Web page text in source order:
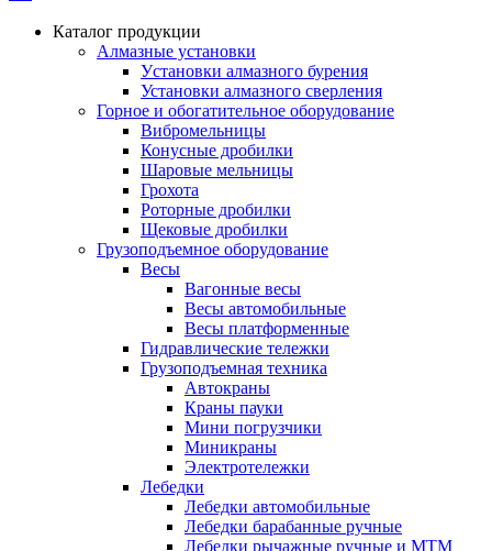
Каталог продукции
Алмазные установки
Уcтановки алмазного бурения
Установки алмазного сверления
Горное и обогатительное оборудование
Вибромельницы
Конусные дробилки
Шаровые мельницы
Грохота
Роторные дробилки
Щековые дробилки
Грузоподъемное оборудование
Весы
Вагонные весы
Весы автомобильные
Весы платформенные
Гидравлические тележки
Грузоподъемная техника
Автокраны
Краны пауки
Мини погрузчики
Миникраны
Электротележки
Лебедки
Лебедки автомобильные
Лебедки барабанные ручные
Лебедки рычажные ручные и МТМ